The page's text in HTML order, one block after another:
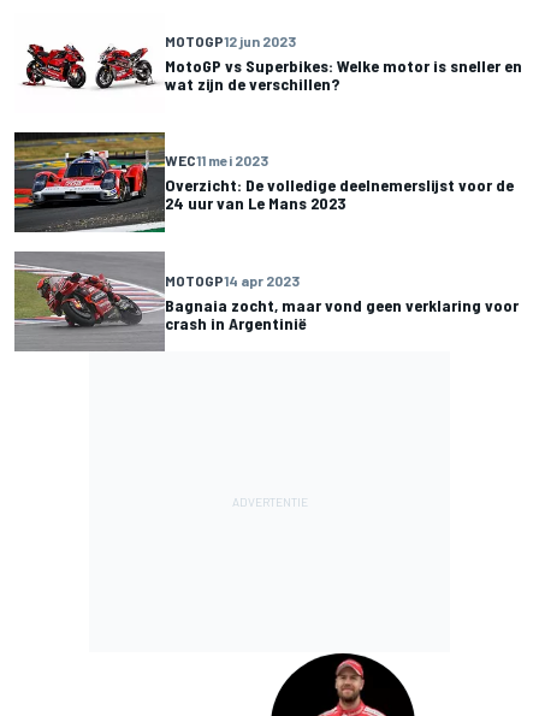
MOTOGP12 jun 2023
MotoGP vs Superbikes: Welke motor is sneller en
wat zijn de verschillen?
WEC11 mei 2023
Overzicht: De volledige deelnemerslijst voor de
24 uur van Le Mans 2023
MOTOGP14 apr 2023
Bagnaia zocht, maar vond geen verklaring voor
crash in Argentinië